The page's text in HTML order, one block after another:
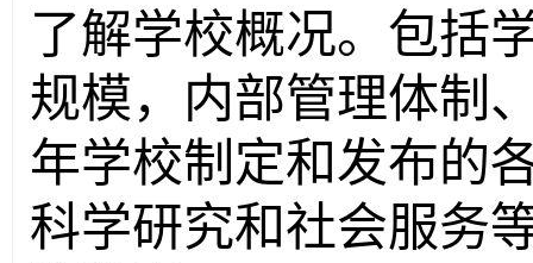
了解学校概况。包括
规模，内部管理体制
年学校制定和发布的
科学研究和社会服务